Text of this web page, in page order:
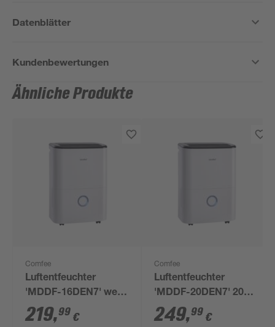
Datenblätter
Kundenbewertungen
Ähnliche Produkte
Comfee
Luftentfeuchter
'MDDF-16DEN7' weiß
16 l
219,99 €
Comfee
Luftentfeuchter
'MDDF-20DEN7' 20
l/24 h, bis 100 m³
249,99 €